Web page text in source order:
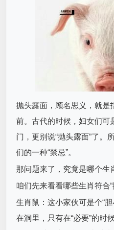
抛头露面，顾名思义，就是
前。古代的时候，妇女们可
门，更别说“抛头露面”了。
们的一种“禁忌”。
那问题来了，究竟是哪个生
咱们先来看看哪些生肖符合“
生肖鼠：这小家伙可是个“
在洞里，只有在“必要”的时